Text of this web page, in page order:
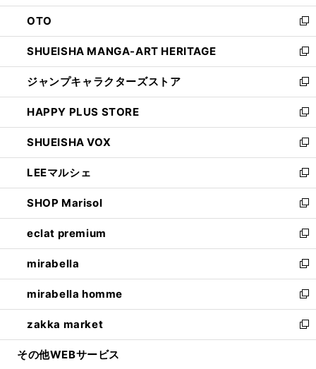
ウ
で
開
く
ン
ド
ウ
で
開
く
OTO
新
し
い
ウ
ィ
ン
ド
ウ
で
開
く
SHUEISHA MANGA-ART HERITAGE
新
し
い
ウ
ィ
ン
ド
ウ
で
開
く
ジャンプキャラクターズストア
新
し
い
ウ
ィ
ン
ド
ウ
で
開
く
HAPPY PLUS STORE
新
し
い
ウ
ィ
ン
ド
ウ
で
開
く
SHUEISHA VOX
新
し
い
ウ
ィ
ン
ド
ウ
で
開
く
LEEマルシェ
新
し
い
ウ
ィ
ン
ド
ウ
で
開
く
SHOP Marisol
新
し
い
ウ
ィ
ン
ド
ウ
で
開
eclat premium
新
し
い
ウ
ィ
ン
ド
ウ
mirabella
新
し
い
ウ
ィ
ン
mirabella homme
新
し
い
ウ
zakka market
新
し
その他WEBサービス